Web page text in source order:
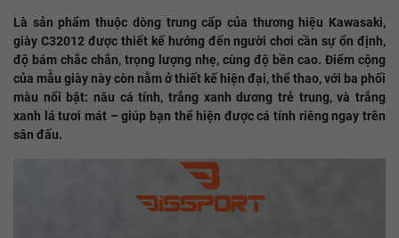
Là sản phẩm thuộc dòng trung cấp của thương hiệu Kawasaki,
giày C32012 được thiết kế hướng đến người chơi cần sự ổn định,
độ bám chắc chắn, trọng lượng nhẹ, cùng độ bền cao. Điểm cộng
của mẫu giày này còn nằm ở thiết kế hiện đại, thể thao, với ba phối
màu nổi bật: nâu cá tính, trắng xanh dương trẻ trung, và trắng
xanh lá tươi mát – giúp bạn thể hiện được cá tính riêng ngay trên
sân đấu.